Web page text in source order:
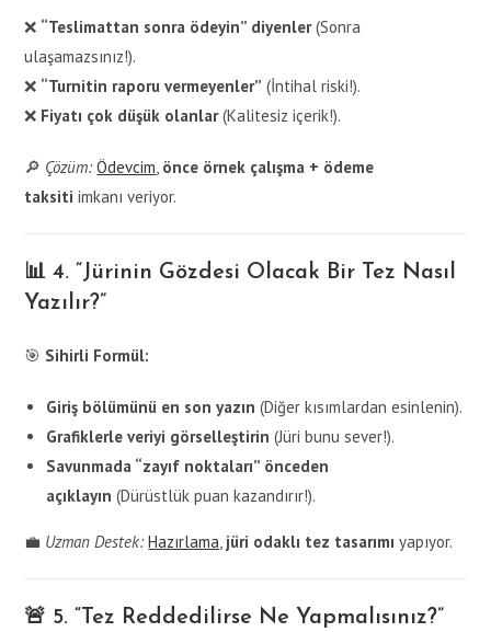
❌ “Teslimattan sonra ödeyin” diyenler(Sonra
ulaşamazsınız!).
❌ “Turnitin raporu vermeyenler” (İntihal riski!).
❌ Fiyatı çok düşük olanlar(Kalitesiz içerik!).
🔎 Çözüm: Ödevcim, önce örnek çalışma + ödeme
taksiti imkanı veriyor.
📊 4. “Jürinin Gözdesi Olacak Bir Tez Nasıl
Yazılır?”
🎯 Sihirli Formül:
Giriş bölümünü en son yazın (Diğer kısımlardan esinlenin).
Grafiklerle veriyi görselleştirin (Jüri bunu sever!).
Savunmada “zayıf noktaları” önceden
açıklayın (Dürüstlük puan kazandırır!).
💼 Uzman Destek: Hazırlama, jüri odaklı tez tasarımı yapıyor.
🚨 5. “Tez Reddedilirse Ne Yapmalısınız?”